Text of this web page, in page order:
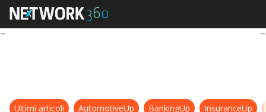
Perché il fintech è una
Ultimi articoli AutomotiveUp BankingUp InsuranceUp